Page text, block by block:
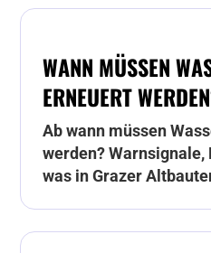
WANN MÜSSEN
ERNEUERT
Ab wann müssen
werden? Warnsignale,
was in Grazer